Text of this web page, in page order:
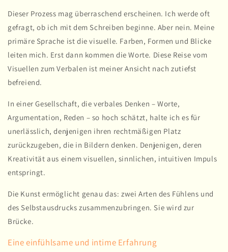
Dieser Prozess mag überraschend erscheinen. Ich werde oft
gefragt, ob ich mit dem Schreiben beginne. Aber nein. Meine
primäre Sprache ist die visuelle. Farben, Formen und Blicke
leiten mich. Erst dann kommen die Worte. Diese Reise vom
Visuellen zum Verbalen ist meiner Ansicht nach zutiefst
befreiend.
In einer Gesellschaft, die verbales Denken – Worte,
Argumentation, Reden – so hoch schätzt, halte ich es für
unerlässlich, denjenigen ihren rechtmäßigen Platz
zurückzugeben, die in Bildern denken. Denjenigen, deren
Kreativität aus einem visuellen, sinnlichen, intuitiven Impuls
entspringt.
Die Kunst ermöglicht genau das: zwei Arten des Fühlens und
des Selbstausdrucks zusammenzubringen. Sie wird zur
Brücke.
Eine einfühlsame und intime Erfahrung